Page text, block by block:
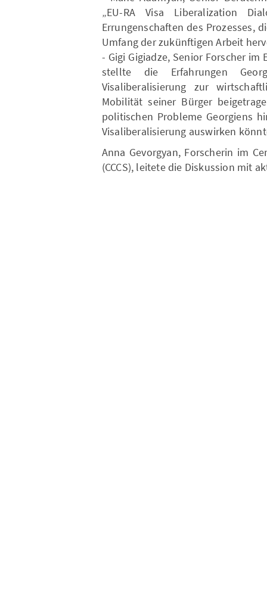
„EU-RA Visa Liberalization
Errungenschaften des Prozesses,
Umfang der zukünftigen Arbeit
- Gigi Gigiadze, Senior Forscher im
stellte die Erfahrungen
Visaliberalisierung zur
Mobilität seiner Bürger
politischen Probleme Georgiens
Visaliberalisierung auswirken
Anna Gevorgyan, Forscherin im
(CCCS), leitete die Diskussion mit